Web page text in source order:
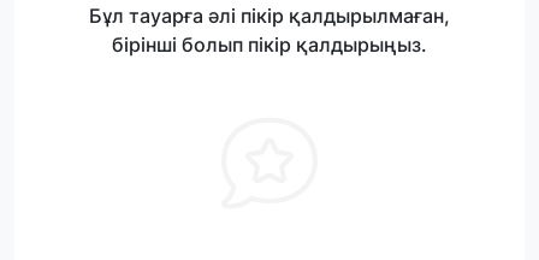
Бұл тауарға әлі пікір қалдырылмаған,
бірінші болып пікір қалдырыңыз.